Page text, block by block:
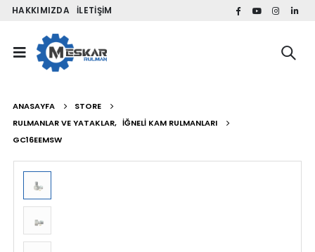
HAKKIMIZDA İLETIŞIM
ANASAYFA
STORE
RULMANLAR VE YATAKLAR, İĞNELI KAM RULMANLARI
GC16EEMSW